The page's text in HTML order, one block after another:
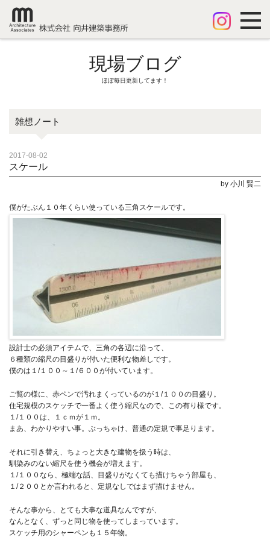
現場ブログ
ほぼ毎日更新してます！
雑想ノート
2017-08-02
スケール
by 小川 賢二
僕がたぶん１０年くらい使っている三角スケールです。
設計士の必須アイテムで、三角の各辺に沿って、
６種類の縮尺の目盛りが付いた便利な物差しです。
僕のは１/１００～１/６００が付いています。
ご覧の様に、赤ペンで汚れまくっているのが１/１００の目盛り。
住宅規模のスケッチで一番よく使う縮尺なので、この有り様です。
１/１００は、１ｃｍが１ｍ。
まあ、わかりやすい事。ぶっちゃけ、普通の定規で事足ります。
それに引き替え、ちょっと大きな建物を扱う時は、
馴染みのない縮尺を使う機会が増えます。
１/１００なら、極端な話、目盛りがなくても描けちゃう部屋も、
１/２００とか言われると、定規なしではまず描けません。
そんな事から、とても大事な道具なんですが、
なんとなく、ずっと同じ物を使ってしまっています。
スケッチ用のシャーペンも１５年物。